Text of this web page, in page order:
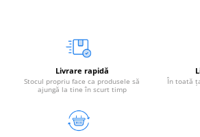
Livrare rapidă
Stocul propriu face ca produsele să
ajungă la tine în scurt timp
În toată